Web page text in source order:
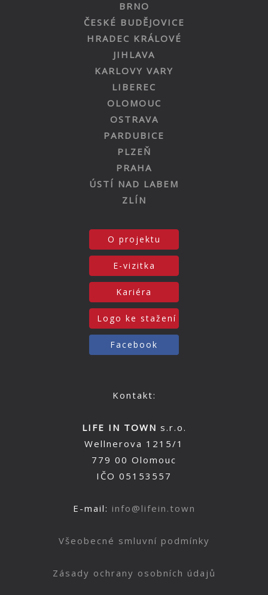
BRNO
ČESKÉ BUDĚJOVICE
HRADEC KRÁLOVÉ
JIHLAVA
KARLOVY VARY
LIBEREC
OLOMOUC
OSTRAVA
PARDUBICE
PLZEŇ
PRAHA
ÚSTÍ NAD LABEM
ZLÍN
O projektu
E-vizitka
Kariéra
Logo ke stažení
Facebook
Kontakt:
LIFE IN TOWN s.r.o.
Wellnerova 1215/1
779 00 Olomouc
IČO 05153557
E-mail: info@lifein.town
Všeobecné smluvní podmínky
Zásady ochrany osobních údajů